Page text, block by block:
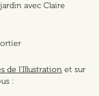
avec Claire
de l'Illustration et sur
: